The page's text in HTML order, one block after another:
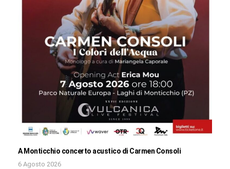
A Monticchio concerto acustico di Carmen Consoli
6 Agosto 2026